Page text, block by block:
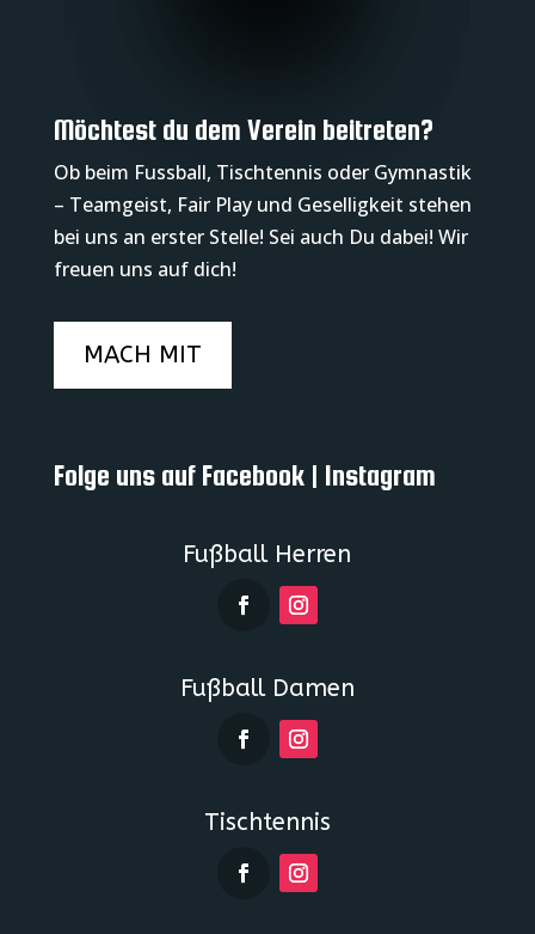
Möchtest du dem Verein beitreten?
Ob beim Fussball, Tischtennis oder Gymnastik
– Teamgeist, Fair Play und Geselligkeit stehen
bei uns an erster Stelle! Sei auch Du dabei! Wir
freuen uns auf dich!
MACH MIT
Folge uns auf Facebook | Instagram
Fußball Herren
Fußball Damen
Tischtennis